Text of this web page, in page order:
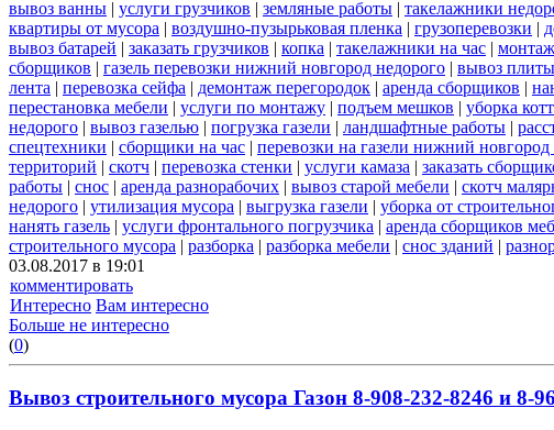
вывоз ванны | услуги грузчиков | земляные работы | такелажники
квартиры от мусора | воздушно-пузырьковая пленка | грузоперевозки |
вывоз батарей | заказать грузчиков | копка | такелажники на час | монтаж
сборщиков | газель перевозки нижний новгород недорого | вывоз плиты
лента | перевозка сейфа | демонтаж перегородок | аренда сборщиков |
перестановка мебели | услуги по монтажу | подъем мешков | уборка
недорого | вывоз газелью | погрузка газели | ландшафтные работы |
спецтехники | сборщики на час | перевозки на газели нижний новгород
территорий | скотч | перевозка стенки | услуги камаза | заказать
работы | снос | аренда разнорабочих | вывоз старой мебели | скотч
недорого | утилизация мусора | выгрузка газели | уборка от
нанять газель | услуги фронтального погрузчика | аренда сборщиков
строительного мусора | разборка | разборка мебели | снос зданий |
03.08.2017 в 19:01
комментировать
Интересно Вам интересно
Больше не интересно
(0)
Вывоз строительного мусора Газон 8-908-232-8246 и 8-